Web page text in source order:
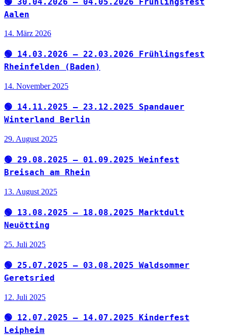
Aalen
14. März 2026
🟢 14.03.2026 – 22.03.2026 Frühlingsfest
Rheinfelden (Baden)
14. November 2025
🟢 14.11.2025 – 23.12.2025 Spandauer
Winterland Berlin
29. August 2025
🟢 29.08.2025 – 01.09.2025 Weinfest
Breisach am Rhein
13. August 2025
🟢 13.08.2025 – 18.08.2025 Marktdult
Neuötting
25. Juli 2025
🟢 25.07.2025 – 03.08.2025 Waldsommer
Geretsried
12. Juli 2025
🟢 12.07.2025 – 14.07.2025 Kinderfest
Leipheim